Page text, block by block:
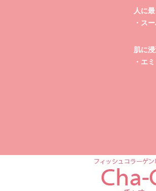
人に
・ス
肌に
・エ